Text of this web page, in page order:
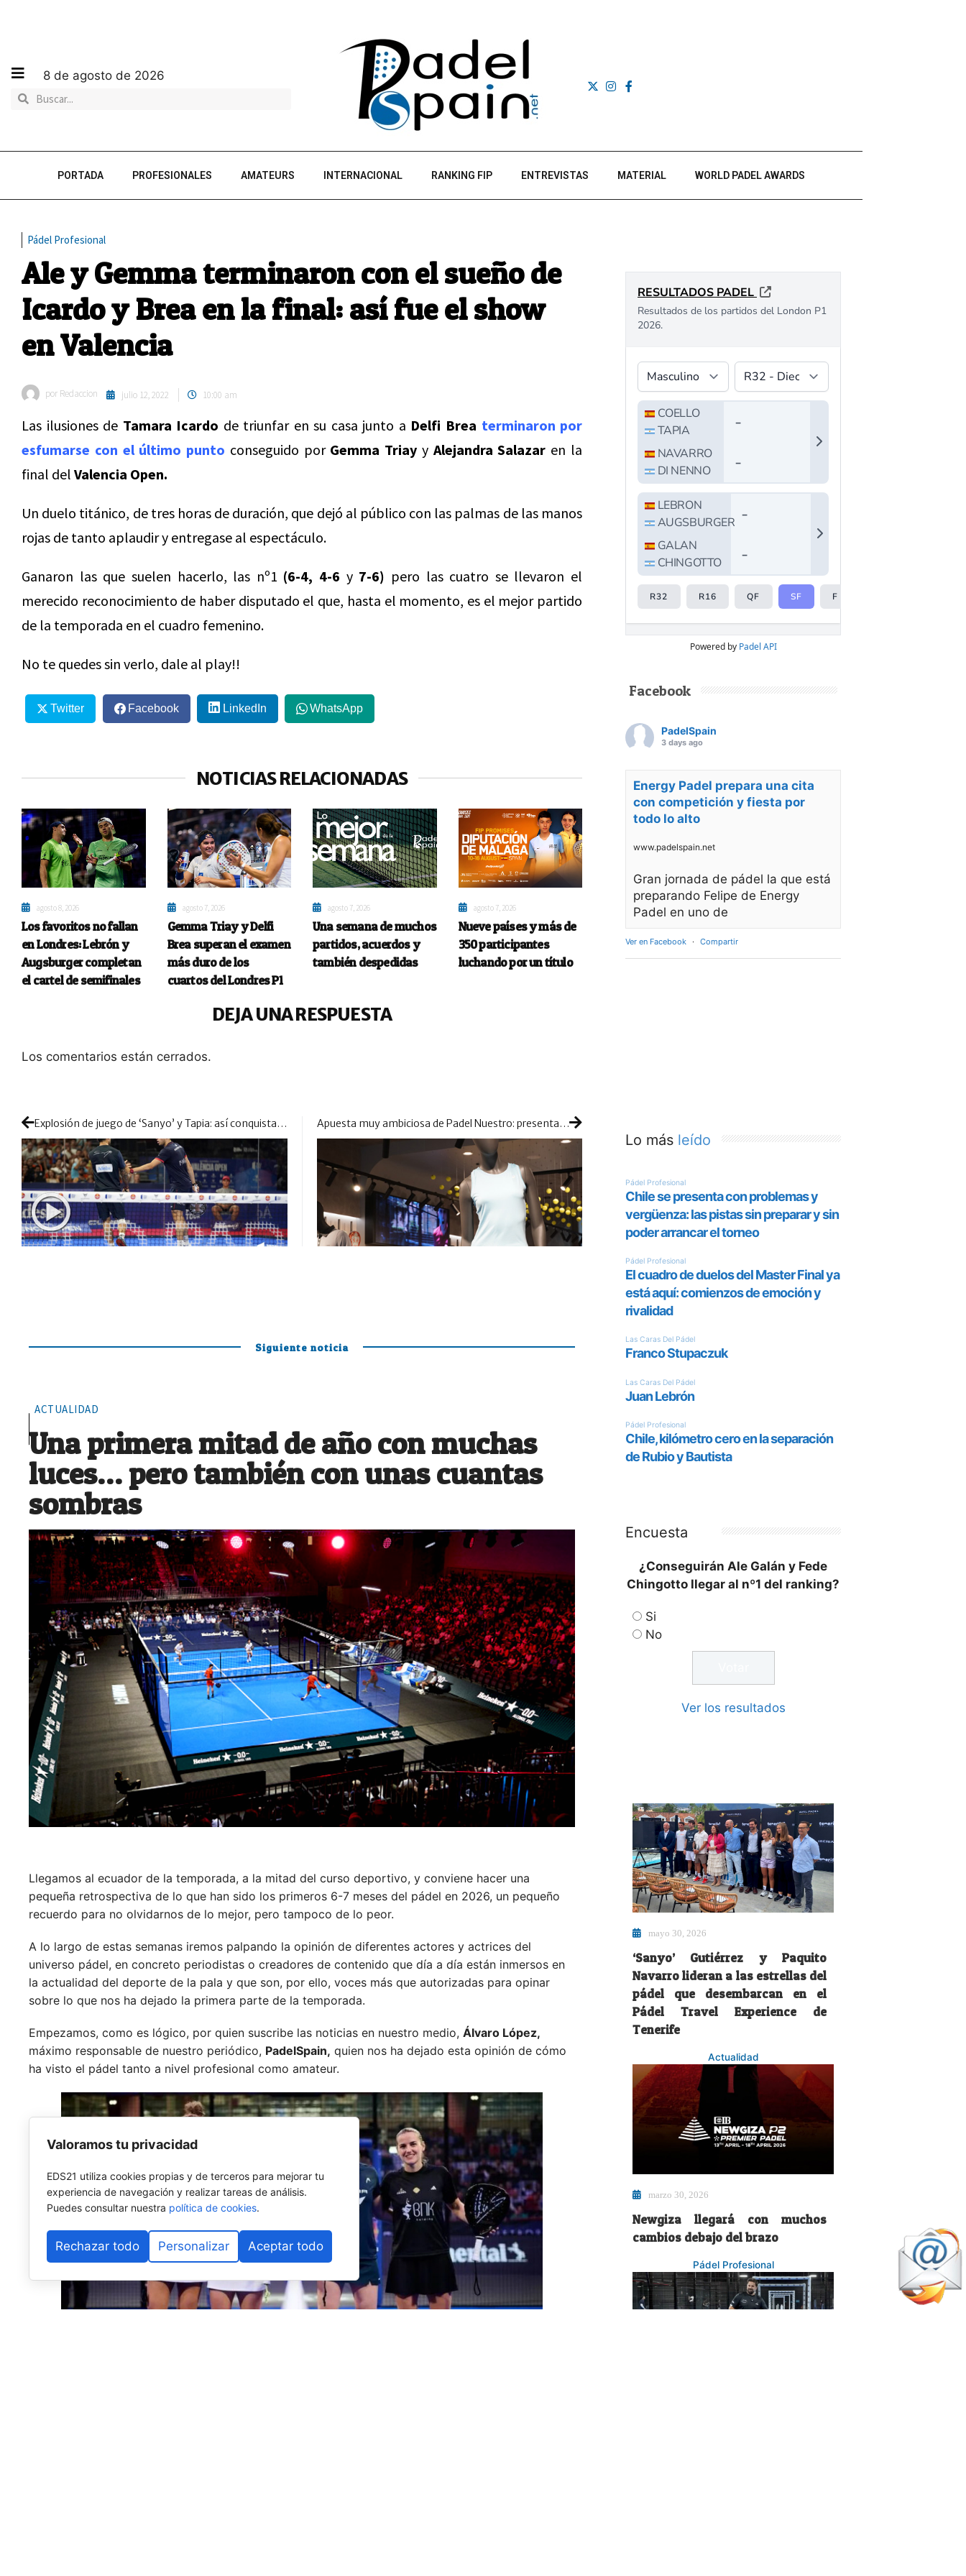
8 de agosto de 2026
PORTADA PROFESIONALES AMATEURS INTERNACIONAL RANKING FIP ENTREVISTAS MATERIAL WORLD PADEL AWARDS
Pádel Profesional
Ale y Gemma terminaron con el sueño de
Icardo y Brea en la final: así fue el show
en Valencia
por Redaccion julio 12, 2022 10:00 am
Las ilusiones de Tamara Icardo de triunfar en su casa junto a Delfi Brea terminaron por
esfumarse con el último punto conseguido por Gemma Triay y Alejandra Salazar en la
final del Valencia Open.
Un duelo titánico, de tres horas de duración, que dejó al público con las palmas de las manos
rojas de tanto aplaudir y entregase al espectáculo.
Ganaron las que suelen hacerlo, las nº1 (6-4, 4-6 y 7-6) pero las cuatro se llevaron el
merecido reconocimiento de haber disputado el que, hasta el momento, es el mejor partido
de la temporada en el cuadro femenino.
No te quedes sin verlo, dale al play!!
Twitter Facebook LinkedIn WhatsApp
NOTICIAS RELACIONADAS
agosto 8, 2026
Los favoritos no fallan
en Londres: Lebrón y
Augsburger completan
el cartel de semifinales
agosto 7, 2026
Gemma Triay y Delfi
Brea superan el examen
más duro de los
cuartos del Londres P1
agosto 7, 2026
Una semana de muchos
partidos, acuerdos y
también despedidas
agosto 7, 2026
Nueve países y más de
350 participantes
luchando por un título
DEJA UNA RESPUESTA
Los comentarios están cerrados.
Explosión de juego de ‘Sanyo’ y Tapia: así conquistaron su cuarto título en el Valencia Open Apuesta muy ambiciosa de Padel Nuestro: presentará en Madrid la tienda más grande del mundo
Siguiente noticia
ACTUALIDAD
Una primera mitad de año con muchas
luces… pero también con unas cuantas
sombras
Llegamos al ecuador de la temporada, a la mitad del curso deportivo, y conviene hacer una
pequeña retrospectiva de lo que han sido los primeros 6-7 meses del pádel en 2026, un pequeño
recuerdo para no olvidarnos de lo mejor, pero tampoco de lo peor.
A lo largo de estas semanas iremos palpando la opinión de diferentes actores y actrices del
universo pádel, en concreto periodistas o creadores de contenido que día a día están inmersos en
la actualidad del deporte de la pala y que son, por ello, voces más que autorizadas para opinar
sobre lo que nos ha dejado la primera parte de la temporada.
Empezamos, como es lógico, por quien suscribe las noticias en nuestro medio, Álvaro López,
máximo responsable de nuestro periódico, PadelSpain, quien nos ha dejado esta opinión de cómo
ha visto el pádel tanto a nivel profesional como amateur.
Powered by Padel API
Facebook
PadelSpain
3 days ago
Energy Padel prepara una cita
con competición y fiesta por
todo lo alto
www.padelspain.net
Gran jornada de pádel la que está
preparando Felipe de Energy
Padel en uno de
Ver en Facebook · Compartir
Lo más leído
Encuesta
¿Conseguirán Ale Galán y Fede
Chingotto llegar al nº1 del ranking?
Si
No
Ver los resultados
mayo 30, 2026
‘Sanyo’ Gutiérrez y Paquito
Navarro lideran a las estrellas del
pádel que desembarcan en el
Pádel Travel Experience de
Tenerife
Actualidad
marzo 30, 2026
Newgiza llegará con muchos
cambios debajo del brazo
Pádel Profesional
Valoramos tu privacidad
EDS21 utiliza cookies propias y de terceros para mejorar tu
experiencia de navegación y realizar tareas de análisis.
Puedes consultar nuestra política de cookies.
Rechazar todo Personalizar Aceptar todo